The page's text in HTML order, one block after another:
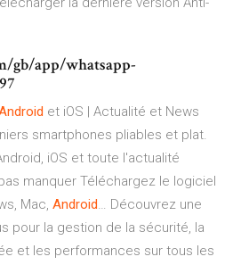
gb/app/whatsapp-
et iOS | Actualité et News
smartphones pliables et plat.
iOS et toute l'actualité
manquer Téléchargez le logiciel
Mac, Android… Découvrez une
pour la gestion de la sécurité, la
et les performances sur tous les